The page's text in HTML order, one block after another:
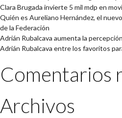
Clara Brugada invierte 5 mil mdp en
Quién es Aureliano Hernández, el
de la Federación
Adrián Rubalcava aumenta la
Adrián Rubalcava entre los favoritos
Comentarios
Archivos